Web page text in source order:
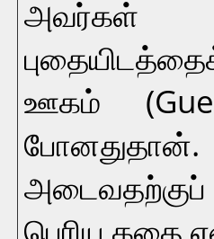
அவர்கள்
ஊகம்
பெரிய கதை